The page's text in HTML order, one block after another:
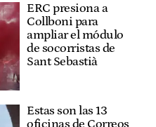
ERC presiona a
Collboni para
ampliar el módulo
de socorristas de
Sant Sebastià
Estas son las 13
oficinas de Correos